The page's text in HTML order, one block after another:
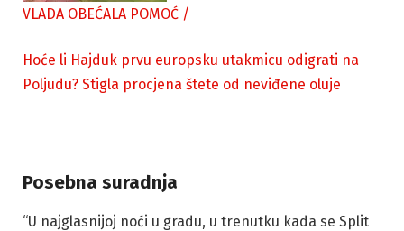
VLADA OBEĆALA POMOĆ /
Hoće li Hajduk prvu europsku utakmicu odigrati na
Poljudu? Stigla procjena štete od neviđene oluje
Posebna suradnja
“U najglasnijoj noći u gradu, u trenutku kada se Split